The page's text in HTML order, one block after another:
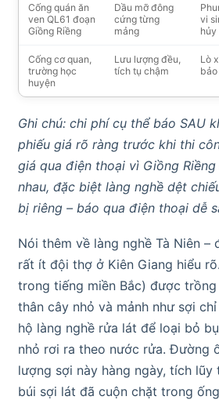
Cống quán ăn
ven QL61 đoạn
Giồng Riềng
Dầu mỡ đông
cứng từng
mảng
vi
hủy
Cống cơ quan,
trường học
huyện
Lưu lượng đều,
tích tụ chậm
Lò
Ghi chú: chi phí cụ thể báo SAU
phiếu giá rõ ràng trước khi thi
giá qua điện thoại vì Giồng
nhau, đặc biệt làng nghề dệt
bị riêng – báo qua điện thoại dễ
Nói thêm về làng nghề Tà Niên –
rất ít đội thợ ở Kiên Giang hiểu
trong tiếng miền Bắc) được trồng
thân cây nhỏ và mảnh như sợi
hộ làng nghề rửa lát để loại bỏ
nhỏ rơi ra theo nước rửa. Đường
lượng sợi này hàng ngày, tích
búi sợi lát đã cuộn chặt trong